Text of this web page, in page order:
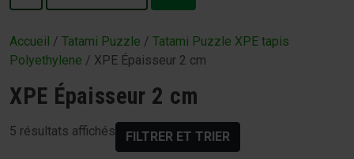
Accueil / Tatami Puzzle / Tatami Puzzle XPE tapis
Polyethylene / XPE Épaisseur 2 cm
XPE Épaisseur 2 cm
5 résultats affichés FILTRER ET TRIER